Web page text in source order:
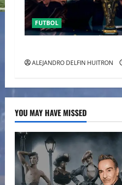
FUTBOL
ALEJANDRO DELFIN HUITRON
YOU MAY HAVE MISSED